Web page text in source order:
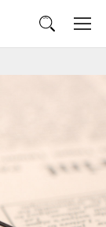
メニュー